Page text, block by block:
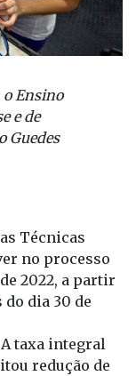
o Ensino
e de
Guedes
Técnicas
no processo
2022, a partir
do dia 30 de
A taxa integral
redução de